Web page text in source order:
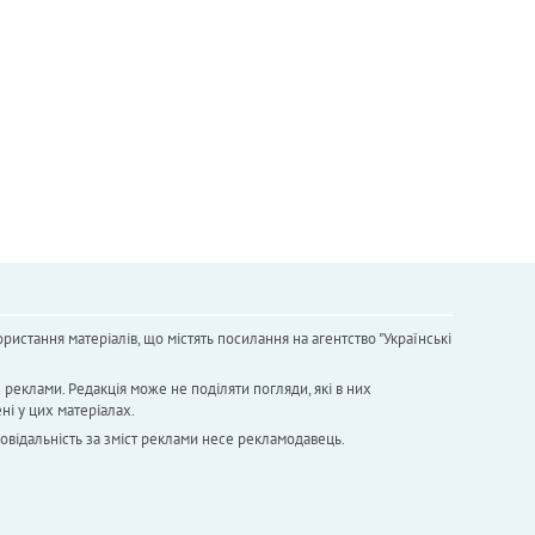
матеріалів, що містять посилання на агентство "Українськi
Редакція може не поділяти погляди, які в них
у цих матеріалах.
за зміст реклами несе рекламодавець.